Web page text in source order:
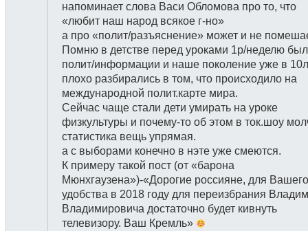
напоминает слова Васи Обломова про то, что
«любит наш народ всякое г-но»
а про «полит/разъяснение» может и не
Помню в детстве перед уроками 1р/неделю
полит/информации и наше поколение уже в
плохо разбирались в том, что происходило на
международной полит.карте мира.
Сейчас чаще стали дети умирать на уроке
физкультуры и почему-то об этом в ток.шоу
статистика вещь упрямая.
а с выборами конечно в нэте уже смеются.
К примеру такой пост (от «барона
Мюнхгаузена»)-«Дорогие россияне, для Вашего
удобства в 2018 году для переизбрания
Владимировича достаточно будет кивнуть
телевизору. Ваш Кремль»